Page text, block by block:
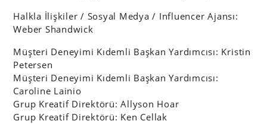
Halkla İlişkiler / Sosyal Medya / Influencer Ajansı:
Weber Shandwick
Müşteri Deneyimi Kıdemli Başkan Yardımcısı: Kristin
Petersen
Müşteri Deneyimi Kıdemli Başkan Yardımcısı:
Caroline Lainio
Grup Kreatif Direktörü: Allyson Hoar
Grup Kreatif Direktörü: Ken Cellak